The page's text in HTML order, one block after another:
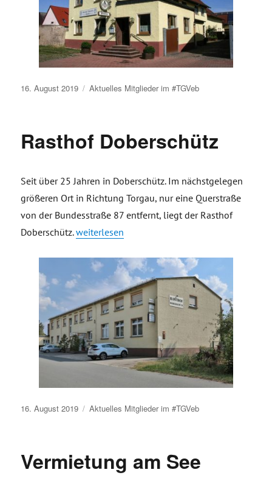
Veröffentlicht
16. August 2019 Aktuelles Mitglieder im #TGVeb
Rasthof Doberschütz
Seit über 25 Jahren in Doberschütz. Im nächstgelegen
größeren Ort in Richtung Torgau, nur eine Querstraße
von der Bundesstraße 87 entfernt, liegt der Rasthof
Doberschütz.„Rasthof Doberschütz“
weiterlesen
Veröffentlicht
16. August 2019 Aktuelles Mitglieder im #TGVeb
Vermietung am See